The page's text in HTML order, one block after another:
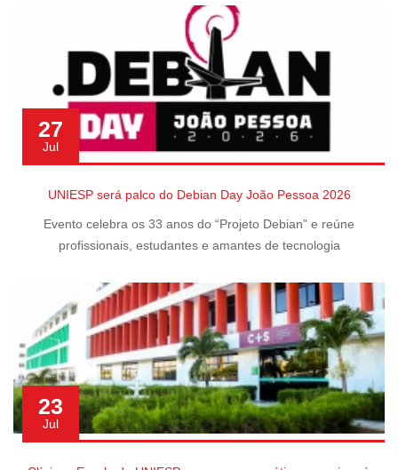
27
Jul
UNIESP será palco do Debian Day João Pessoa 2026
Evento celebra os 33 anos do “Projeto Debian” e reúne
profissionais, estudantes e amantes de tecnologia
23
Jul